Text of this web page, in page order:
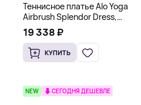
Теннисное платье Alo Yoga
Airbrush Splendor Dress,
черный
19 338 ₽
КУПИТЬ
NEW СЕГОДНЯ ДЕШЕВЛЕ